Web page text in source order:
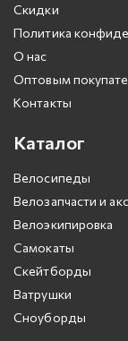
Скидки
Политика
О нас
Оптовым
Контакты
Каталог
Велосипеды
Велозапчасти и
Велоэкипировка
Самокаты
Скейтборды
Ватрушки
Сноуборды